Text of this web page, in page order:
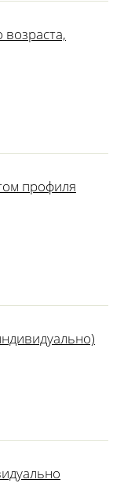
профиля